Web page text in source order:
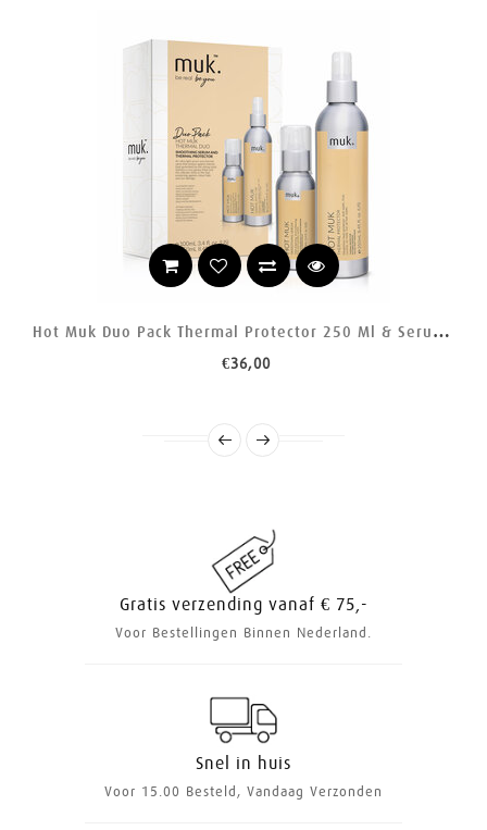
H
Ot Muk Duo Pack Thermal Protector 250 Ml & Serum 100 Ml
Gratis verzending vanaf € 75,-
Voor Bestellingen Binnen Nederland.
Snel in huis
Voor 15.00 Besteld, Vandaag Verzonden